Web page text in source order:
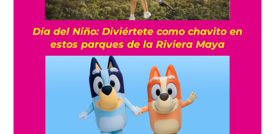
Día del Niño: Diviértete como chavito en
estos parques de la Riviera Maya